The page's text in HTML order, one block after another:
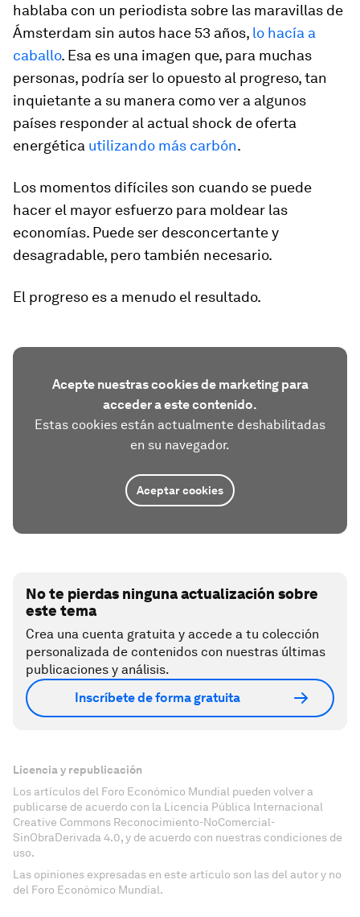
hablaba con un periodista sobre las maravillas de
Ámsterdam sin autos hace 53 años, lo hacía a
caballo. Esa es una imagen que, para muchas
personas, podría ser lo opuesto al progreso, tan
inquietante a su manera como ver a algunos
países responder al actual shock de oferta
energética utilizando más carbón.
Los momentos difíciles son cuando se puede
hacer el mayor esfuerzo para moldear las
economías. Puede ser desconcertante y
desagradable, pero también necesario.
El progreso es a menudo el resultado.
Acepte nuestras cookies de marketing para
acceder a este contenido.
Estas cookies están actualmente deshabilitadas
en su navegador.
Aceptar cookies
No te pierdas ninguna actualización sobre
este tema
Crea una cuenta gratuita y accede a tu colección
personalizada de contenidos con nuestras últimas
publicaciones y análisis.
Inscríbete de forma gratuita
Licencia y republicación
Los artículos del Foro Económico Mundial pueden volver a
publicarse de acuerdo con la Licencia Pública Internacional
Creative Commons Reconocimiento-NoComercial-
SinObraDerivada 4.0, y de acuerdo con nuestras condiciones de
uso.
Las opiniones expresadas en este artículo son las del autor y no
del Foro Económico Mundial.